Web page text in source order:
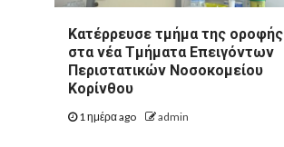
Kατέρρευσε τμήμα της οροφής
στα νέα Τμήματα Επειγόντων
Περιστατικών Νοσοκομείου
Κορίνθου
1 ημέρα ago admin